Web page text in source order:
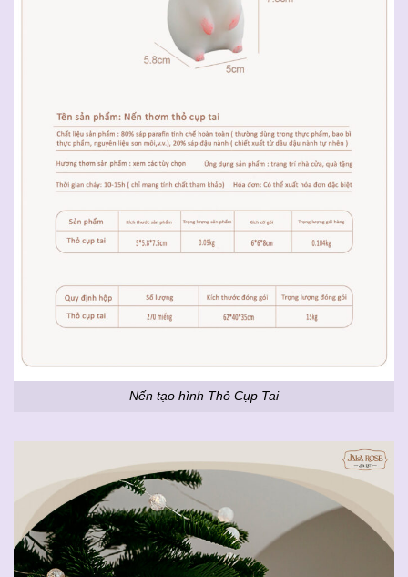
Nến tạo hình Thỏ Cụp Tai